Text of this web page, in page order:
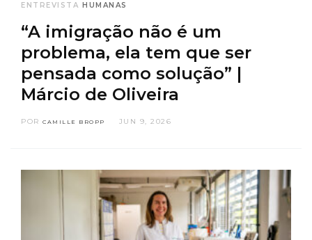
ENTREVISTA HUMANAS
“A imigração não é um
problema, ela tem que ser
pensada como solução” |
Márcio de Oliveira
POR CAMILLE BROPP JUN 9, 2026